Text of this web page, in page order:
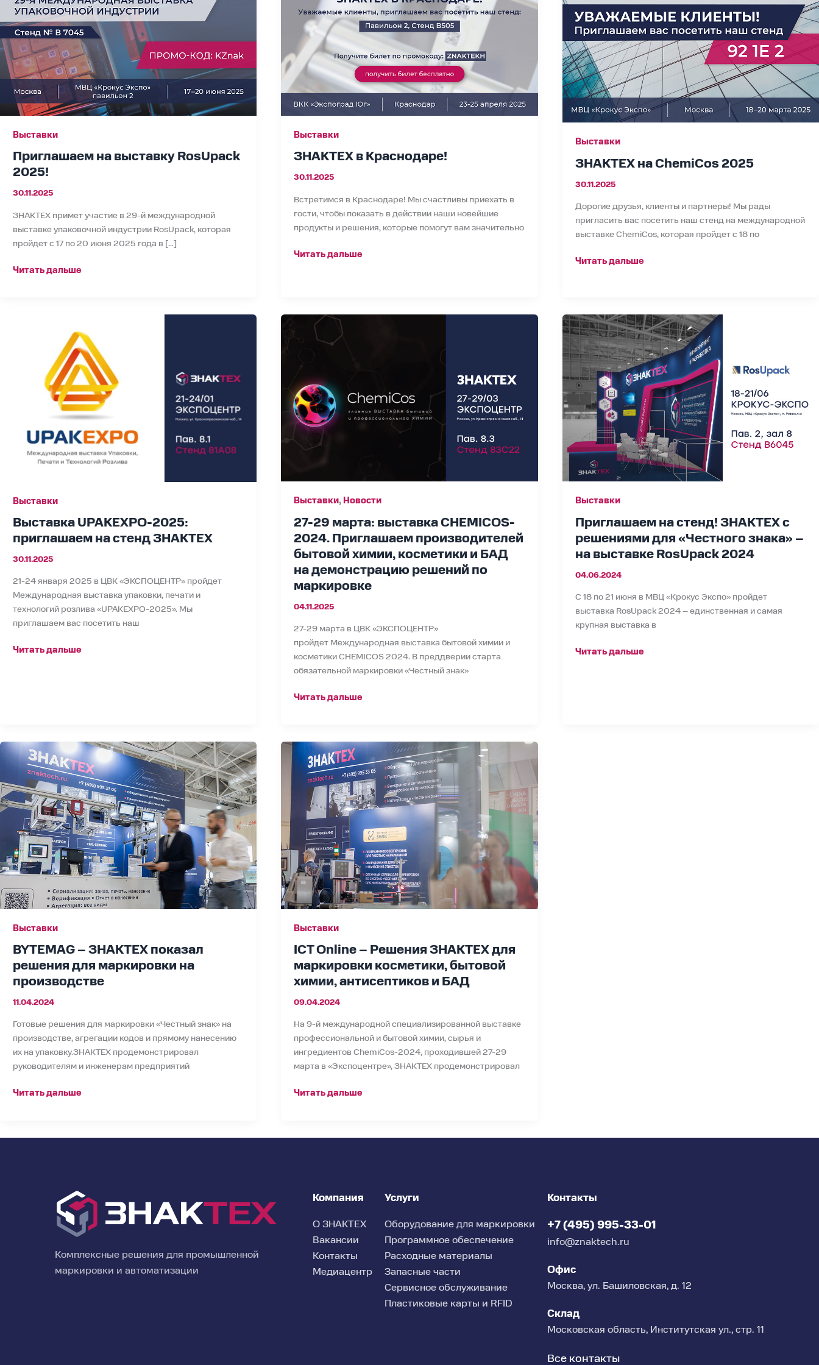
Выставки
Приглашаем на выставку RosUpack
2025!
30.11.2025
ЗНАКТЕХ примет участие в 29-й международной
выставке упаковочной индустрии RosUpack, которая
пройдет с 17 по 20 июня 2025 года в […]
RosUpack
2025!
Читать дальше
Выставки
ЗНАКТЕХ в Краснодаре!
30.11.2025
Встретимся в Краснодаре! Мы счастливы приехать в
гости, чтобы показать в действии наши новейшие
продукты и решения, которые помогут вам значительно
Читать дальше
Выставки
ЗНАКТЕХ на ChemiCos 2025
30.11.2025
Дорогие друзья, клиенты и партнеры! Мы рады
пригласить вас посетить наш стенд на международной
выставке ChemiCos, которая пройдет с 18 по
2025
Читать дальше
Выставки
Выставка UPAKEXPO-2025:
приглашаем на стенд ЗНАКТЕХ
30.11.2025
21-24 января 2025 в ЦВК «ЭКСПОЦЕНТР» пройдет
Международная выставка упаковки, печати и
технологий розлива «UPAKEXPO-2025». Мы
приглашаем вас посетить наш
приглашаем
Читать дальше
Выставки, Новости
27-29 марта: выставка CHEMICOS-
2024. Приглашаем производителей
бытовой химии, косметики и БАД
на демонстрацию решений по
маркировке
04.11.2025
27-29 марта в ЦВК «ЭКСПОЦЕНТР»
пройдет Международная выставка бытовой химии и
косметики CHEMICOS 2024. В преддверии старта
обязательной маркировки «Честный знак»
CHEMICOS-
2024.
Приглашаем
производителей
бытовой
химии,
на
демонстрацию
по
маркировке
Читать дальше
Выставки
Приглашаем на стенд! ЗНАКТЕХ с
решениями для «Честного знака» –
на выставке RosUpack 2024
04.06.2024
С 18 по 21 июня в МВЦ «Крокус Экспо» пройдет
выставка RosUpack 2024 – единственная и самая
крупная выставка в
Приглашаем
на
стенд!
ЗНАКТЕХ
с
решениями
для
«Честного
знака»
–
выставке
2024
Читать дальше
Выставки
BYTEMAG – ЗНАКТЕХ показал
решения для маркировки на
производстве
11.04.2024
Готовые решения для маркировки «Честный знак» на
производстве, агрегации кодов и прямому нанесению
их на упаковку.ЗНАКТЕХ продемонстрировал
руководителям и инженерам предприятий
BYTEMAG
ЗНАКТЕХ
показал
решения
для
маркировки
на
производстве
Читать дальше
Выставки
ICT Online – Решения ЗНАКТЕХ для
маркировки косметики, бытовой
химии, антисептиков и БАД
09.04.2024
На 9-й международной специализированной выставке
профессиональной и бытовой химии, сырья и
ингредиентов ChemiCos-2024, проходившей 27-29
марта в «Экспоцентре», ЗНАКТЕХ продемонстрировал
Online
Решения
ЗНАКТЕХ
для
маркировки
косметики,
бытовой
химии,
антисептиков
и
Читать дальше
Комплексные решения для промышленной
маркировки и автоматизации
Компания
О ЗНАКТЕХ
Вакансии
Контакты
Медиацентр
Услуги
Оборудование для маркировки
Программное обеспечение
Расходные материалы
Запасные части
Сервисное обслуживание
Пластиковые карты и RFID
Контакты
+7 (495) 995-33-01
info@znaktech.ru
Офис
Москва, ул. Башиловская, д. 12
Склад
Московская область, Институтская ул., стр. 11
Все контакты